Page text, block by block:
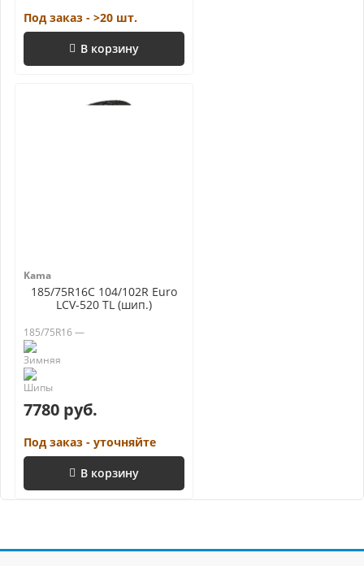
Под заказ - >20 шт.
В корзину
Kama
185/75R16C 104/102R Euro
LCV-520 TL (шип.)
185/75R16 —
7780 руб.
Под заказ - уточняйте
В корзину